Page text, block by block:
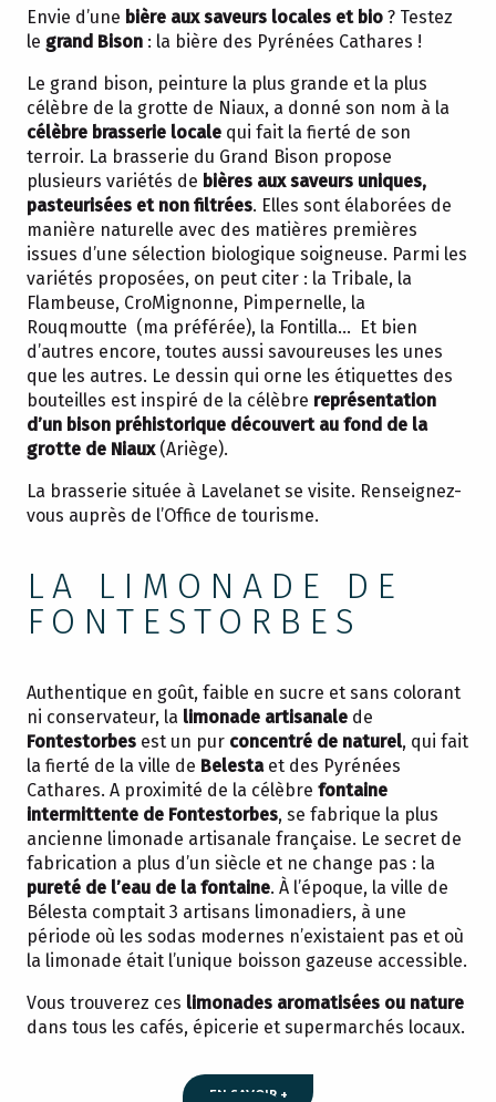
Envie d’une bière aux saveurs locales et bio ? Testez
le grand Bison : la bière des Pyrénées Cathares !
Le grand bison, peinture la plus grande et la plus
célèbre de la grotte de Niaux, a donné son nom à la
célèbre brasserie locale qui fait la fierté de son
terroir. La brasserie du Grand Bison propose
plusieurs variétés de bières aux saveurs uniques,
pasteurisées et non filtrées. Elles sont élaborées de
manière naturelle avec des matières premières
issues d’une sélection biologique soigneuse. Parmi les
variétés proposées, on peut citer : la Tribale, la
Flambeuse, CroMignonne, Pimpernelle, la
Rouqmoutte (ma préférée), la Fontilla… Et bien
d’autres encore, toutes aussi savoureuses les unes
que les autres. Le dessin qui orne les étiquettes des
bouteilles est inspiré de la célèbre représentation
d’un bison préhistorique découvert au fond de la
grotte de Niaux(Ariège).
La brasserie située à Lavelanet se visite. Renseignez-
vous auprès de l’Office de tourisme.
LA LIMONADE DE
FONTESTORBES
Authentique en goût, faible en sucre et sans colorant
ni conservateur, la limonade artisanale de
Fontestorbes est un pur concentré de naturel, qui fait
la fierté de la ville de Belestaet des Pyrénées
Cathares. A proximité de la célèbre fontaine
intermittente de Fontestorbes, se fabrique la plus
ancienne limonade artisanale française. Le secret de
fabrication a plus d’un siècle et ne change pas : la
pureté de l’eau de la fontaine. À l’époque, la ville de
Bélesta comptait 3 artisans limonadiers, à une
période où les sodas modernes n’existaient pas et où
la limonade était l’unique boisson gazeuse accessible.
Vous trouverez ces limonades aromatisées ou nature
dans tous les cafés, épicerie et supermarchés locaux.
EN SAVOIR +